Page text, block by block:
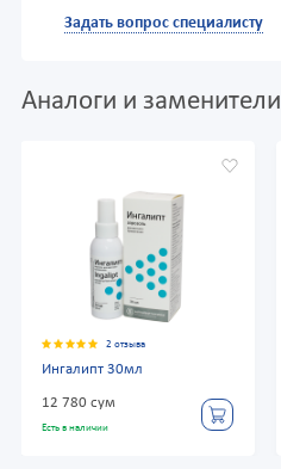
Задать вопрос специалисту
Аналоги и заменители
2 отзыва
Ингалипт 30мл
12 780 сум
Есть в наличии